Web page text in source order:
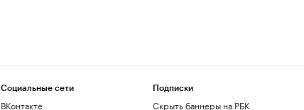
Социальные сети
ВКонтакте
Подписки
Скрыть баннеры на РБК